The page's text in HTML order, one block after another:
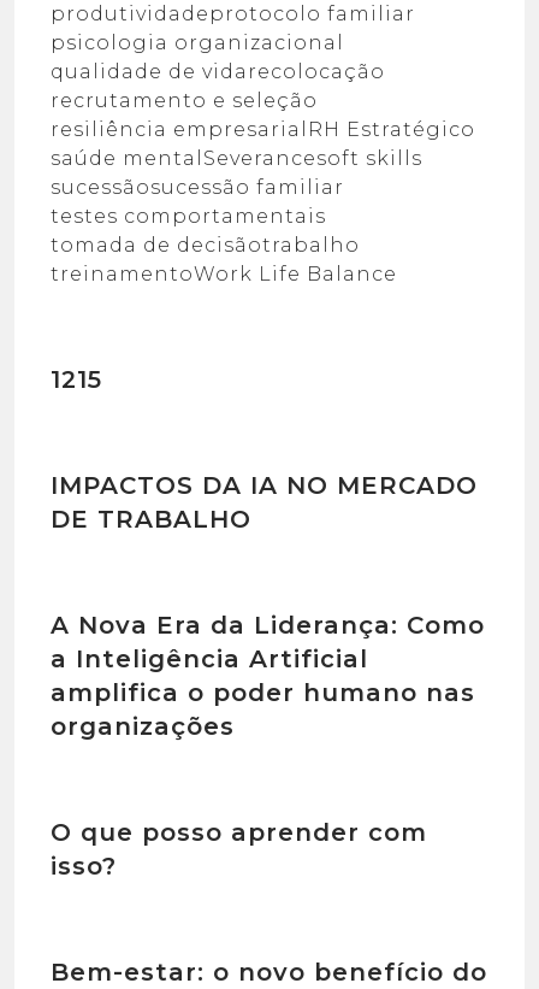
produtividade protocolo familiar
psicologia organizacional
qualidade de vida recolocação
recrutamento e seleção
resiliência empresarial RH Estratégico
saúde mental Severancesoft skills
sucessãosucessão familiar
testes comportamentais
tomada de decisãotrabalho
treinamentoWork Life Balance
1215
IMPACTOS DA IA NO MERCADO
DE TRABALHO
A Nova Era da Liderança: Como
a Inteligência Artificial
amplifica o poder humano nas
organizações
O que posso aprender com
isso?
Bem-estar: o novo benefício do